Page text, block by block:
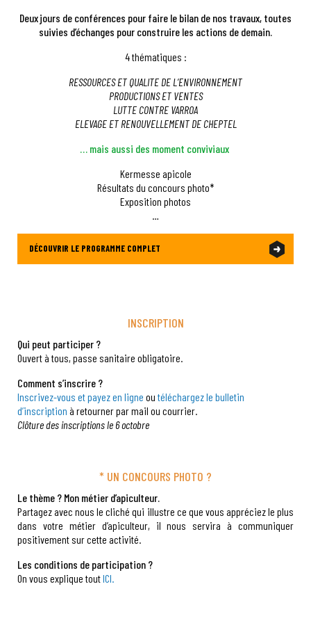
Deux jours de conférences pour faire le bilan de nos travaux, toutes
suivies d’échanges pour construire les actions de demain.
4 thématiques :
RESSOURCES ET QUALITE DE L’ENVIRONNEMENT
PRODUCTIONS ET VENTES
LUTTE CONTRE VARROA
ELEVAGE ET RENOUVELLEMENT DE CHEPTEL
… mais aussi des moment conviviaux
Kermesse apicole
Résultats du concours photo*
Exposition photos
…
DÉCOUVRIR LE PROGRAMME COMPLET
INSCRIPTION
Qui peut participer ?
Ouvert à tous, passe sanitaire obligatoire.
Comment s’inscrire ?
Inscrivez-vous et payez en ligne ou téléchargez le bulletin
d’inscription à retourner par mail ou courrier.
Clôture des inscriptions le 6 octobre
* UN CONCOURS PHOTO ?
Le thème ? Mon métier d’apiculteur.
Partagez avec nous le cliché qui illustre ce que vous appréciez le plus
dans votre métier d’apiculteur, il nous servira à communiquer
positivement sur cette activité.
Les conditions de participation ?
On vous explique toutICI.